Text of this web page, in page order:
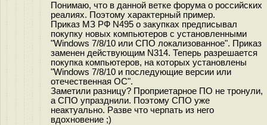
Понимаю, что в данной ветке форума о российских
реалиях. Поэтому характерный пример.
Приказ МЗ РФ N495 о закупках предписывал
покупку новых компьютеров с установленными
"Windows 7/8/10 или СПО локализованное". Приказ
заменен действующим N314. Теперь разрешается
покупка компьютеров, на которых установлены
"Windows 7/8/10 и последующие версии или
отечественная ОС".
Заметили разницу? Проприетарное ПО не тронули,
а СПО упразднили. Поэтому СПО уже
неактуально. Разве что черпать из него
вдохновение ;)